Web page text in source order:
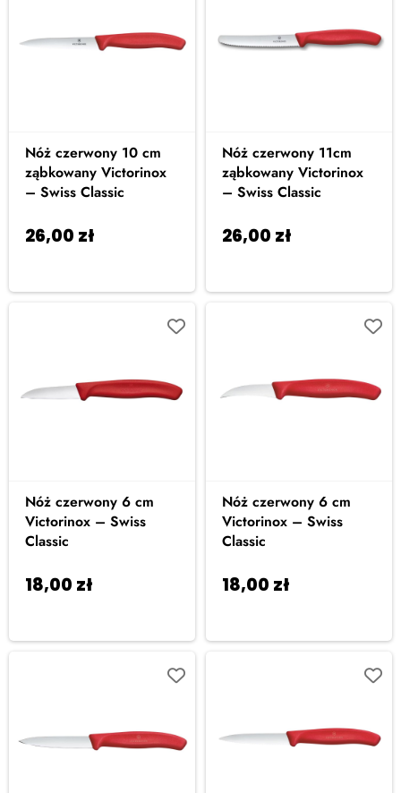
Nóż czerwony 10 cm
ząbkowany Victorinox
– Swiss Classic
26,00 zł
Nóż czerwony 11cm
ząbkowany Victorinox
– Swiss Classic
26,00 zł
Nóż czerwony 6 cm
Victorinox – Swiss
Classic
18,00 zł
Nóż czerwony 6 cm
Victorinox – Swiss
Classic
18,00 zł